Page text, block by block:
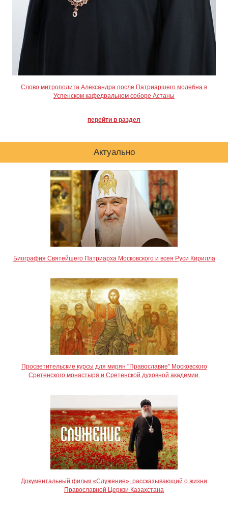
Слово митрополита Александра после Патриаршего молебна в
Успенском кафедральном соборе Астаны
перейти в раздел
Актуально
Биография Святейшего Патриарха Московского и всея Руси Кирилла
Просветительские курсы для мирян "Православие" Московского
Сретенского монастыря и Сретенской духовной академии.
Документальный фильм «Служение», рассказывающий о жизни
Православной Церкви Казахстана